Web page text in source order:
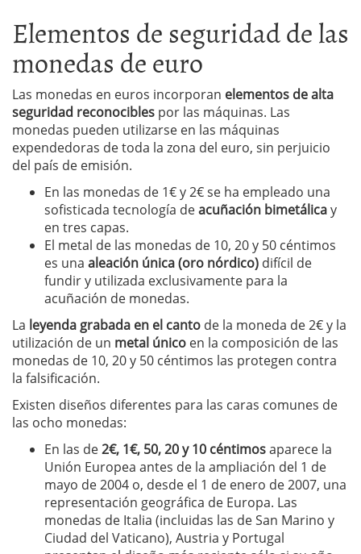
Elementos de seguridad de las
monedas de euro
Las monedas en euros incorporan elementos de alta
seguridad reconocibles por las máquinas. Las
monedas pueden utilizarse en las máquinas
expendedoras de toda la zona del euro, sin perjuicio
del país de emisión.
En las monedas de 1€ y 2€ se ha empleado una
sofisticada tecnología deacuñación bimetálicay
en tres capas.
El metal de las monedas de 10, 20 y 50 céntimos
es una aleación única (oro nórdico) difícil de
fundir y utilizada exclusivamente para la
acuñación de monedas.
La leyenda grabada en el canto de la moneda de 2€ y la
utilización de un metal único en la composición de las
monedas de 10, 20 y 50 céntimos las protegen contra
la falsificación.
Existen diseños diferentes para las caras comunes de
las ocho monedas:
En las de2€, 1€, 50, 20 y 10 céntimosaparece la
Unión Europea antes de la ampliación del 1 de
mayo de 2004 o, desde el 1 de enero de 2007, una
representación geográfica de Europa. Las
monedas de Italia (incluidas las de San Marino y
Ciudad del Vaticano), Austria y Portugal